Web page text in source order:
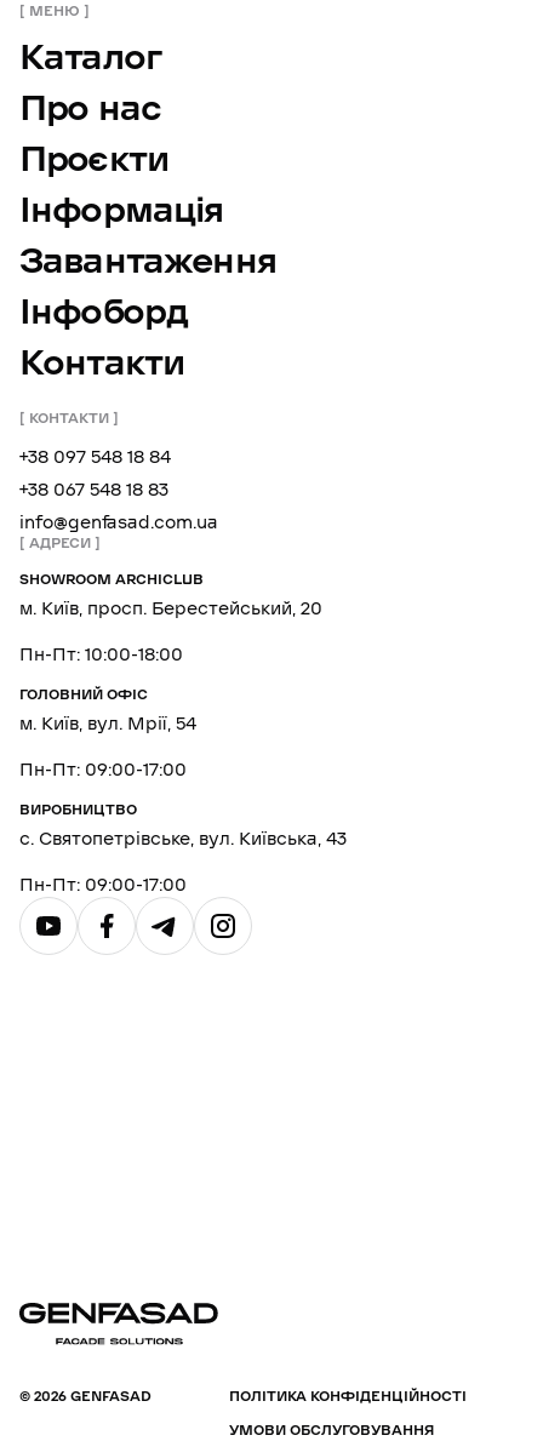
МЕНЮ
Каталог
Про нас
Проєкти
Інформація
Завантаження
Інфоборд
Контакти
КОНТАКТИ
+38 097 548 18 84
+38 067 548 18 83
info@genfasad.com.ua
АДРЕСИ
SHOWROOM ARCHICLUB
м. Київ, просп. Берестейський, 20
Пн-Пт: 10:00-18:00
ГОЛОВНИЙ ОФІС
м. Київ, вул. Мрії, 54
Пн-Пт: 09:00-17:00
ВИРОБНИЦТВО
с. Святопетрівське, вул. Київська, 43
Пн-Пт: 09:00-17:00
© 2026 GENFASAD
ПОЛІТИКА КОНФІДЕНЦІЙНОСТІ
УМОВИ ОБСЛУГОВУВАННЯ